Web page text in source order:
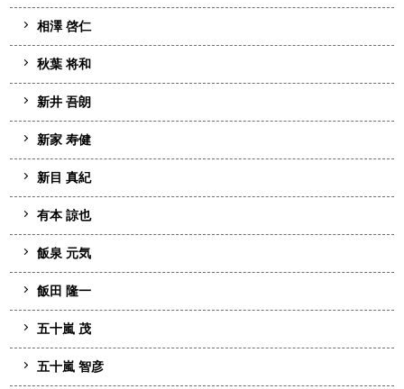
相澤 啓仁
秋葉 将和
新井 吾朗
新家 寿健
新目 真紀
有本 諒也
飯泉 元気
飯田 隆一
五十嵐 茂
五十嵐 智彦